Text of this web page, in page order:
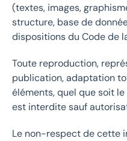
(textes, images,
structure, base de
dispositions du Code de
Toute reproduction,
publication, adaptation
éléments, quel que soit
est interdite sauf
Le non-respect de cette